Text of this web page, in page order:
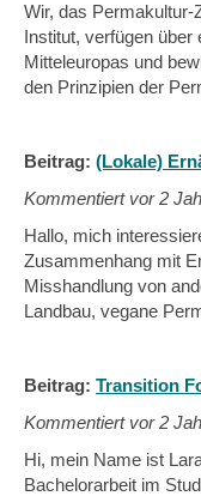
Wir, das
Institut, verfügen über
Mitteleuropas und
den Prinzipien der
Beitrag: (Lokale)
Kommentiert vor2
Hallo, mich
Zusammenhang mit
Misshandlung von
Landbau, vegane
Beitrag: Transition
Kommentiert vor2
Hi, mein Name ist
Bachelorarbeit im